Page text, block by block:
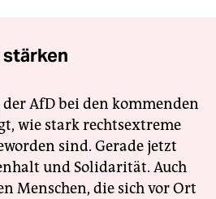
AfD bei den kommenden
wie stark rechtsextreme
sind. Gerade jetzt
und Solidarität. Auch
Menschen, die sich vor Ort